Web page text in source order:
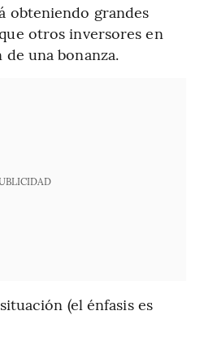
obteniendo grandes
otros inversores en
una bonanza.
(el énfasis es